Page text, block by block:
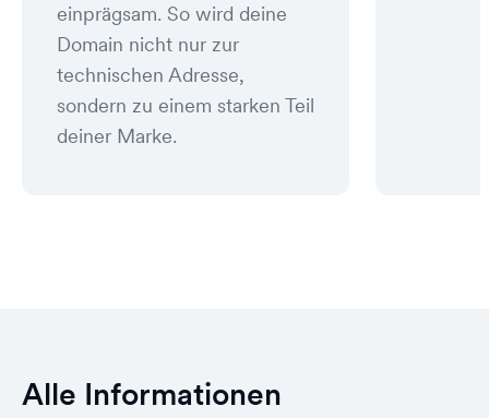
einprägsam. So wird deine
Domain nicht nur zur
technischen Adresse,
sondern zu einem starken Teil
deiner Marke.
Alle Informationen